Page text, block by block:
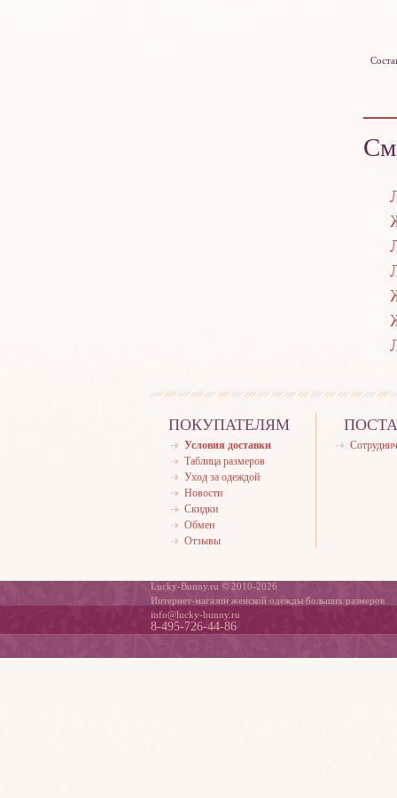
ПОКУПАТЕЛЯМ
Условия доставки
Таблица размеров
Уход за одеждой
Новости
Скидки
Обмен
Отзывы
Lucky-Bunny.ru © 2010-2026
Интернет-магазин женской одежды больших размеров
info@lucky-bunny.ru
8-495-726-44-86